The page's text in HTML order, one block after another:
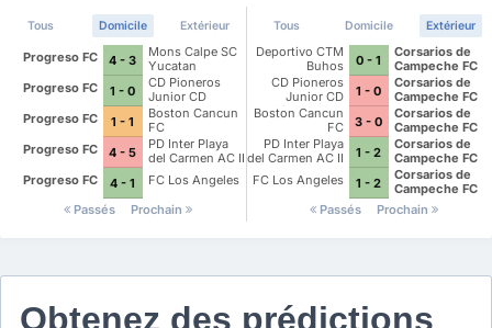
Tous Domicile Extérieur
Progreso FC 4 - 3
Mons Calpe SC
Yucatan
Progreso FC
1 - 0
CD Pioneros
Junior CD
Pioneros de
Cancun II
Progreso FC 1 - 1
Boston Cancun
FC
Progreso FC
4 - 5
PD Inter Playa
del Carmen AC II
Progreso FC
4 - 1
FC Los Angeles
Passés
Prochain
Tous Domicile Extérieur
Deportivo CTM
Buhos
0 - 1
Corsarios de
Campeche FC
CD Pioneros
Junior CD
Pioneros de
Cancun II
1 - 0
Corsarios de
Campeche FC
Boston Cancun
FC
3 - 0
Corsarios de
Campeche FC
PD Inter Playa
del Carmen AC II
1 - 2
Corsarios de
Campeche FC
FC Los Angeles
1 - 2
Corsarios de
Campeche FC
Passés
Prochain
Obtenez des prédictions